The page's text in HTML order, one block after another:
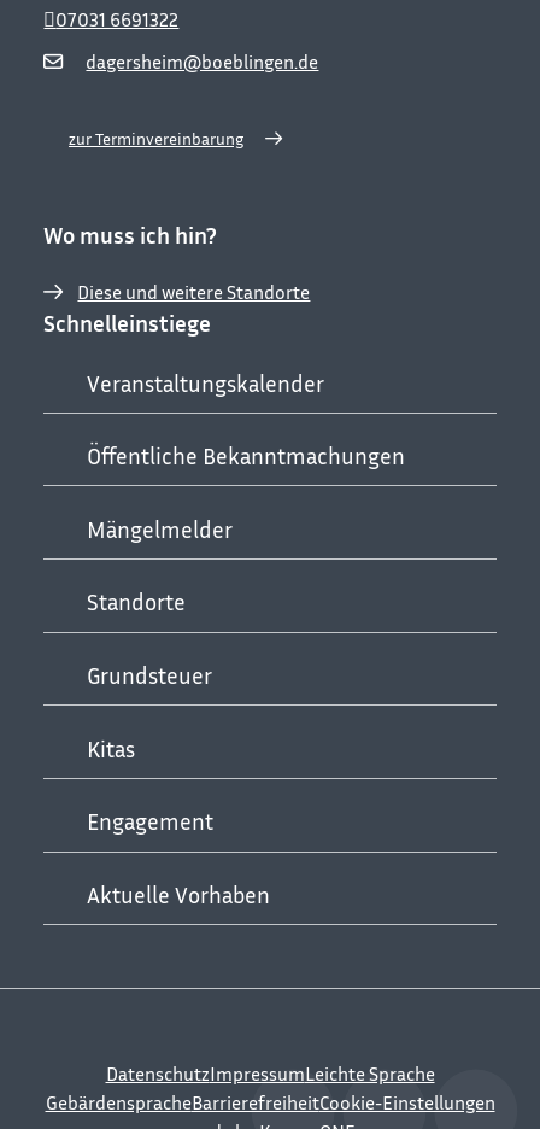
dagersheim@boeblingen.de
07031 6691322
zur Terminvereinbarung
Wo muss ich hin?
Diese und weitere Standorte
Schnelleinstiege
Veranstaltungskalender
Öffentliche Bekanntmachungen
Mängelmelder
Standorte
Grundsteuer
Kitas
Engagement
Aktuelle Vorhaben
DatenschutzImpressumLeichte Sprache
GebärdenspracheBarrierefreiheitCookie-Einstellungen